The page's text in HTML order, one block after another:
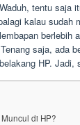
tentu saja
kalau sudah
berlebih
saja, ada
HP. Jadi,
di HP?